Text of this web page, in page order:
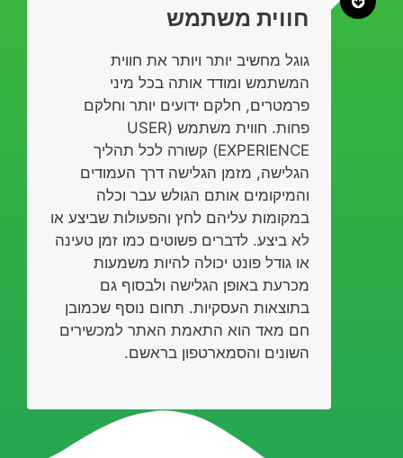
חווית משתמש
גוגל מחשיב יותר ויותר את חווית
המשתמש ומודד אותה בכל מיני
פרמטרים, חלקם ידועים יותר וחלקם
פחות. חווית משתמש (USER
EXPERIENCE) קשורה לכל תהליך
הגלישה, מזמן הגלישה דרך העמודים
והמיקומים אותם הגולש עבר וכלה
במקומות עליהם לחץ והפעולות שביצע או
לא ביצע. לדברים פשוטים כמו זמן טעינה
או גודל פונט יכולה להיות משמעות
מכרעת באופן הגלישה ולבסוף גם
בתוצאות העסקיות. תחום נוסף שכמובן
חם מאד הוא התאמת האתר למכשירים
השונים והסמארטפון בראשם.